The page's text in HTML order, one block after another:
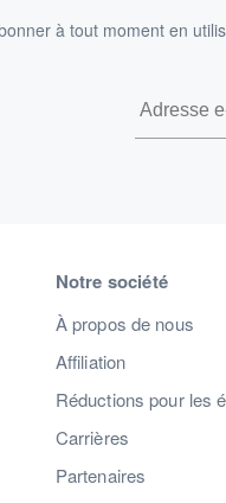
à tout moment en
Notre société
À propos de nous
Affiliation
Réductions pour les
Carrières
Partenaires